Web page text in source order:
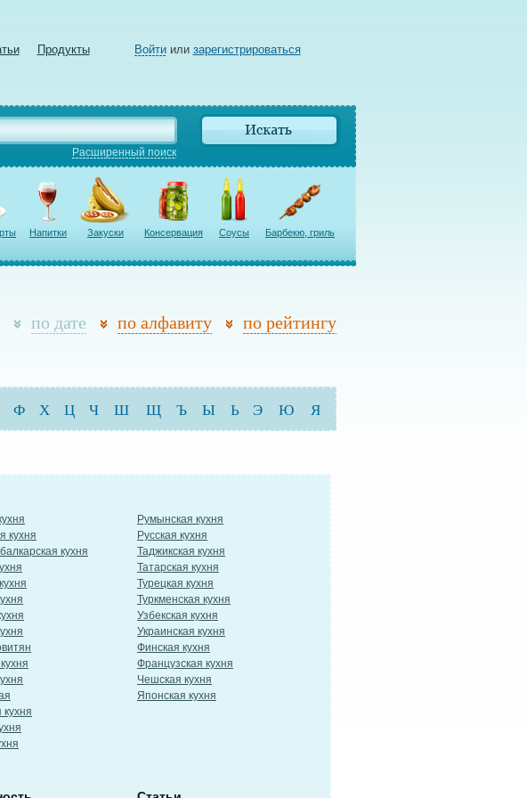
Продукты Войтиили зарегистрироваться
Расширенный поиск
Напитки Закуски Консервация Соусы Барбекю, гриль
по дате по алфавиту по рейтингу
Ф Х Ц Ч Ш Щ Ъ Ы Ь Э Ю Я
кухня
кухня
кухня
Румынская кухня
Русская кухня
Таджикская кухня
Татарская кухня
Турецкая кухня
Туркменская кухня
Узбекская кухня
Украинская кухня
Финская кухня
Французская кухня
Чешская кухня
Японская кухня